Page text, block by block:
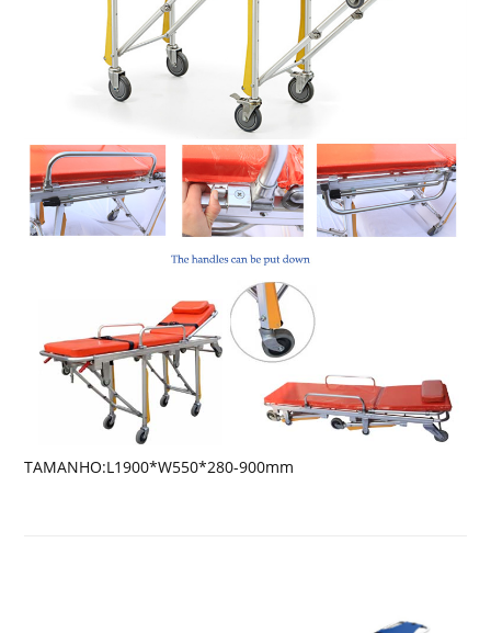
TAMANHO:L1900*W550*280-900mm